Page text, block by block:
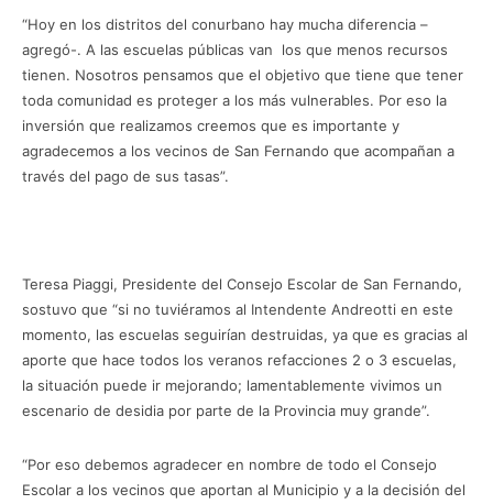
“Hoy en los distritos del conurbano hay mucha diferencia –
agregó-. A las escuelas públicas van los que menos recursos
tienen. Nosotros pensamos que el objetivo que tiene que tener
toda comunidad es proteger a los más vulnerables. Por eso la
inversión que realizamos creemos que es importante y
agradecemos a los vecinos de San Fernando que acompañan a
través del pago de sus tasas”.
Teresa Piaggi, Presidente del Consejo Escolar de San Fernando,
sostuvo que “si no tuviéramos al Intendente Andreotti en este
momento, las escuelas seguirían destruidas, ya que es gracias al
aporte que hace todos los veranos refacciones 2 o 3 escuelas,
la situación puede ir mejorando; lamentablemente vivimos un
escenario de desidia por parte de la Provincia muy grande”.
“Por eso debemos agradecer en nombre de todo el Consejo
Escolar a los vecinos que aportan al Municipio y a la decisión del